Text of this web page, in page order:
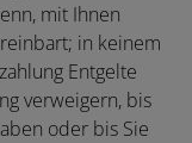
mit Ihnen
in keinem
Entgelte
verweigern, bis
oder bis Sie